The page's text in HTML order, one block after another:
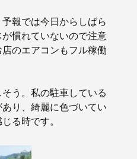
報では今日からしばら
慣れていないので注意
のエアコンもフル稼働
う。私の駐車している
り、綺麗に色づいてい
る時です。